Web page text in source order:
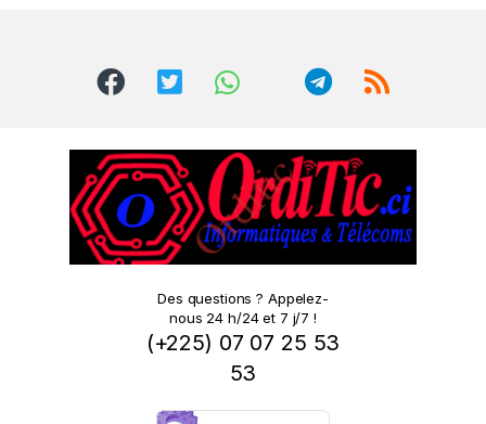
Des questions ? Appelez-
nous 24 h/24 et 7 j/7 !
(+225) 07 07 25 53
53